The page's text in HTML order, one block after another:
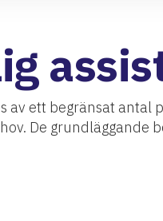
av ett begränsat
De grundläggande